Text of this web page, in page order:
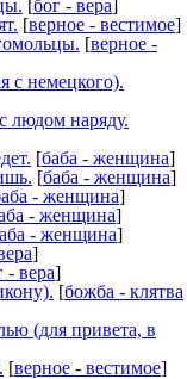
[бог - вера]
[верное - вестимое]
[верное -
с немецкого).
людом наряду.
[баба - женщина]
[баба - женщина]
- женщина]
- женщина]
- женщина]
]
- вера]
[божба - клятва
(для привета, в
[верное - вестимое]